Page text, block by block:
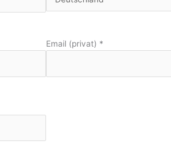
Email (privat) *